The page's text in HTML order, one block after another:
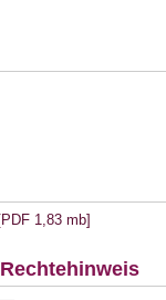
PDF 1,83 mb]